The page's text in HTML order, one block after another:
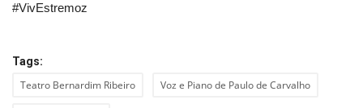
#VivEstremoz
Tags:
Teatro Bernardim Ribeiro Voz e Piano de Paulo de Carvalho